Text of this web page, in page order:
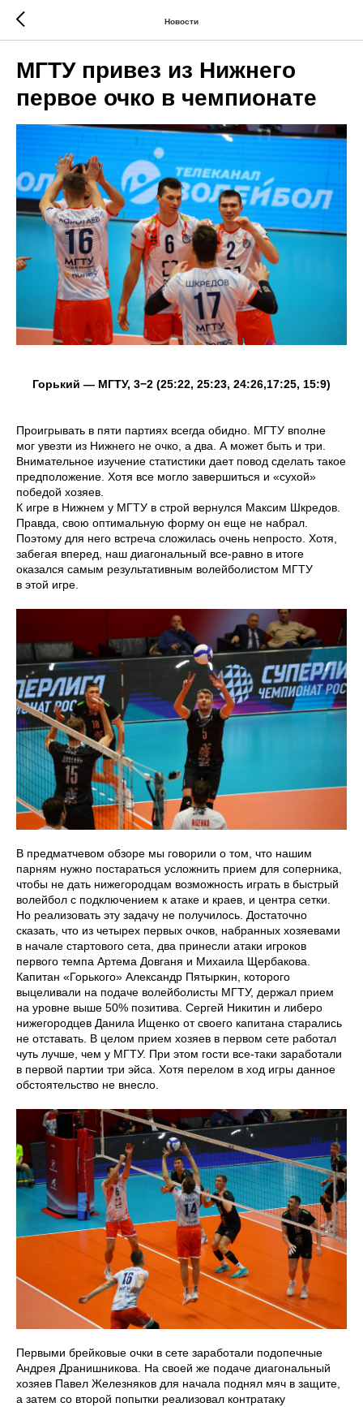
Новости
МГТУ привез из Нижнего
первое очко в чемпионате
Горький — МГТУ, 3−2 (25:22, 25:23, 24:26,17:25, 15:9)
Проигрывать в пяти партиях всегда обидно. МГТУ вполне
мог увезти из Нижнего не очко, а два. А может быть и три.
Внимательное изучение статистики дает повод сделать такое
предположение. Хотя все могло завершиться и «сухой»
победой хозяев.
К игре в Нижнем у МГТУ в строй вернулся Максим Шкредов.
Правда, свою оптимальную форму он еще не набрал.
Поэтому для него встреча сложилась очень непросто. Хотя,
забегая вперед, наш диагональный все-равно в итоге
оказался самым результативным волейболистом МГТУ
в этой игре.
В предматчевом обзоре мы говорили о том, что нашим
парням нужно постараться усложнить прием для соперника,
чтобы не дать нижегородцам возможность играть в быстрый
волейбол с подключением к атаке и краев, и центра сетки.
Но реализовать эту задачу не получилось. Достаточно
сказать, что из четырех первых очков, набранных хозяевами
в начале стартового сета, два принесли атаки игроков
первого темпа Артема Довганя и Михаила Щербакова.
Капитан «Горького» Александр Пятыркин, которого
выцеливали на подаче волейболисты МГТУ, держал прием
на уровне выше 50% позитива. Сергей Никитин и либеро
нижегородцев Данила Ищенко от своего капитана старались
не отставать. В целом прием хозяев в первом сете работал
чуть лучше, чем у МГТУ. При этом гости все-таки заработали
в первой партии три эйса. Хотя перелом в ход игры данное
обстоятельство не внесло.
Первыми брейковые очки в сете заработали подопечные
Андрея Дранишникова. На своей же подаче диагональный
хозяев Павел Железняков для начала поднял мяч в защите,
а затем со второй попытки реализовал контратаку